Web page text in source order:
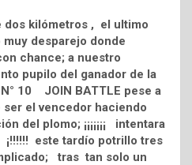
dos kilómetros , el ultimo
desparejo donde
chance; a nuestro
pupilo del ganador de la
10 JOIN BATTLE pese a
el vencedor haciendo
del plomo; ¡¡¡¡¡¡¡ intentara
este tardío potrillo tres
tras tan solo un